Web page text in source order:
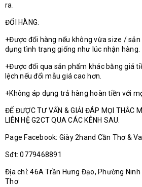
ra.
ĐỔI HÀNG:
+Được đổi hàng nếu không vừa size /
dụng tình trạng giống như lúc nhận hàng.
+Được đổi qua sản phẩm khác bằng giá
lệch nếu đổi mẫu giá cao hơn.
+Không áp dụng trả hàng hoàn tiền với
ĐỂ ĐƯỢC TƯ VẤN & GIẢI ĐÁP MỌI THẮC
LIÊN HỆ G2CT QUA CÁC KÊNH SAU.
Page Facebook: Giày 2hand Cần Thơ &
Sđt: 0779468891
Địa chỉ: 46A Trần Hưng Đạo, Phường Ninh
Thơ